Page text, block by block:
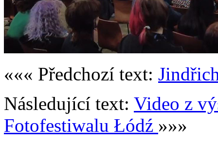
««« Předchozí text:
Následující text: Video z
Fotofestiwalu Łódź »»»